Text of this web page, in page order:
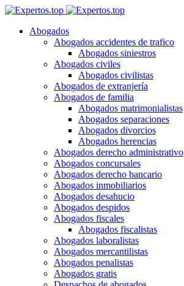
Abogados
Abogados accidentes de trafico
Abogados siniestros
Abogados civiles
Abogados civilistas
Abogados de extranjería
Abogados de familia
Abogados matrimonialistas
Abogados separaciones
Abogados divorcios
Abogados herencias
Abogados derecho administrativo
Abogados concursales
Abogados derecho bancario
Abogados inmobiliarios
Abogados desahucio
Abogados despidos
Abogados fiscales
Abogados fiscalistas
Abogados laboralistas
Abogados mercantilistas
Abogados penalistas
Abogados gratis